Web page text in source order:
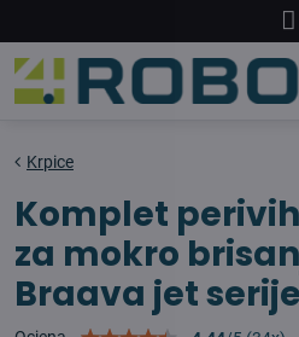
Krpice
Komplet
za mokro
Braava jet